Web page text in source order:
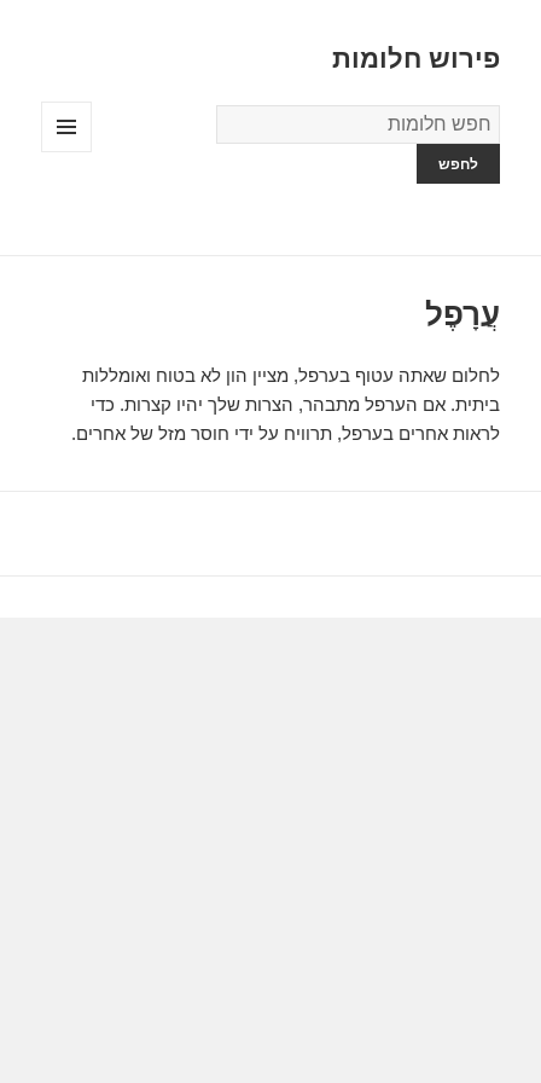
פירוש חלומות
מילון
החלומות
עֲרָפֶל
לחלום שאתה עטוף בערפל, מציין הון לא בטוח ואומללות
ביתית. אם הערפל מתבהר, הצרות שלך יהיו קצרות. כדי
לראות אחרים בערפל, תרוויח על ידי חוסר מזל של אחרים.